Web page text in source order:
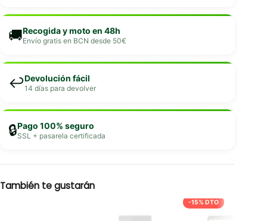
🚚Recogida y moto en 48h
Envío gratis en BCN desde 50€
↩️Devolución fácil
14 días para devolver
🔒Pago 100% seguro
SSL + pasarela certificada
También te gustarán
-15% DTO